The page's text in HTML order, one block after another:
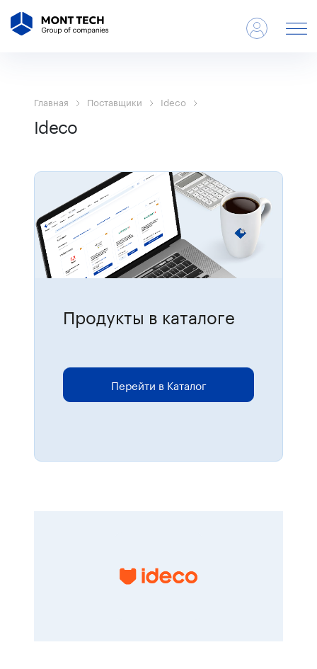
Главная Поставщики Ideco
Ideco
Продукты в каталоге
Для размещения онлайн-заказов
Перейти в Каталог